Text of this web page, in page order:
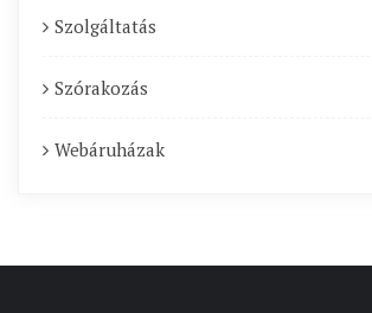
Szolgáltatás
Szórakozás
Webáruházak